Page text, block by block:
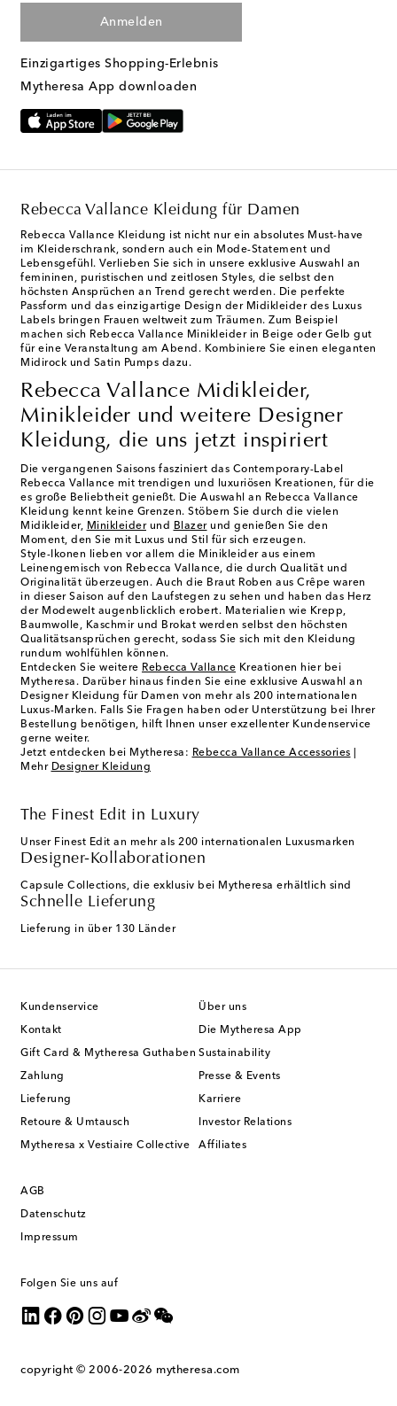
Anmelden
Einzigartiges Shopping-Erlebnis
Mytheresa App downloaden
Rebecca Vallance Kleidung für Damen
Rebecca Vallance Kleidung ist nicht nur ein absolutes Must-have
im Kleiderschrank, sondern auch ein Mode-Statement und
Lebensgefühl. Verlieben Sie sich in unsere exklusive Auswahl an
femininen, puristischen und zeitlosen Styles, die selbst den
höchsten Ansprüchen an Trend gerecht werden. Die perfekte
Passform und das einzigartige Design der Midikleider des Luxus
Labels bringen Frauen weltweit zum Träumen. Zum Beispiel
machen sich Rebecca Vallance Minikleider in Beige oder Gelb gut
für eine Veranstaltung am Abend. Kombiniere Sie einen eleganten
Midirock und Satin Pumps dazu.
Rebecca Vallance Midikleider,
Minikleider und weitere Designer
Kleidung, die uns jetzt inspiriert
Die vergangenen Saisons fasziniert das Contemporary-Label
Rebecca Vallance mit trendigen und luxuriösen Kreationen, für die
es große Beliebtheit genießt. Die Auswahl an Rebecca Vallance
Kleidung kennt keine Grenzen. Stöbern Sie durch die vielen
Midikleider, Minikleiderund Blazerund genießen Sie den
Moment, den Sie mit Luxus und Stil für sich erzeugen.
Style-Ikonen lieben vor allem die Minikleider aus einem
Leinengemisch von Rebecca Vallance, die durch Qualität und
Originalität überzeugen. Auch die Braut Roben aus Crêpe waren
in dieser Saison auf den Laufstegen zu sehen und haben das Herz
der Modewelt augenblicklich erobert. Materialien wie Krepp,
Baumwolle, Kaschmir und Brokat werden selbst den höchsten
Qualitätsansprüchen gerecht, sodass Sie sich mit den Kleidung
rundum wohlfühlen können.
Entdecken Sie weitere Rebecca Vallance Kreationen hier bei
Mytheresa. Darüber hinaus finden Sie eine exklusive Auswahl an
Designer Kleidung für Damen von mehr als 200 internationalen
Luxus-Marken. Falls Sie Fragen haben oder Unterstützung bei Ihrer
Bestellung benötigen, hilft Ihnen unser exzellenter Kundenservice
gerne weiter.
Jetzt entdecken bei Mytheresa: Rebecca Vallance Accessories
Mehr Designer Kleidung
The Finest Edit in Luxury
Unser Finest Edit an mehr als 200 internationalen Luxusmarken
Designer-Kollaborationen
Capsule Collections, die exklusiv bei Mytheresa erhältlich sind
Schnelle Lieferung
Lieferung in über 130 Länder
Kundenservice
Kontakt
Gift Card & Mytheresa Guthaben
Zahlung
Lieferung
Retoure & Umtausch
Mytheresa x Vestiaire Collective
Über uns
Die Mytheresa App
Sustainability
Presse & Events
Karriere
Investor Relations
Affiliates
AGB
Datenschutz
Impressum
Folgen Sie uns auf
copyright © 2006-2026 mytheresa.com